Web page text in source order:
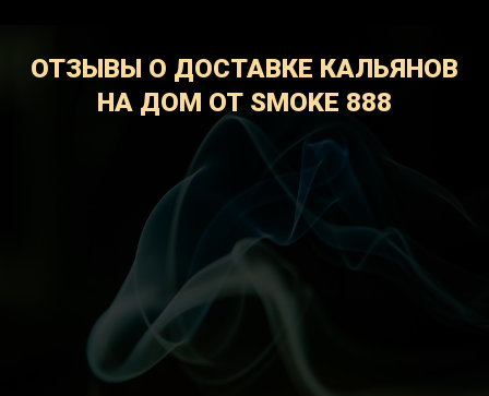
ОТЗЫВЫ О ДОСТАВКЕ КАЛЬЯНОВ
НА ДОМ ОТ SMOKE 888